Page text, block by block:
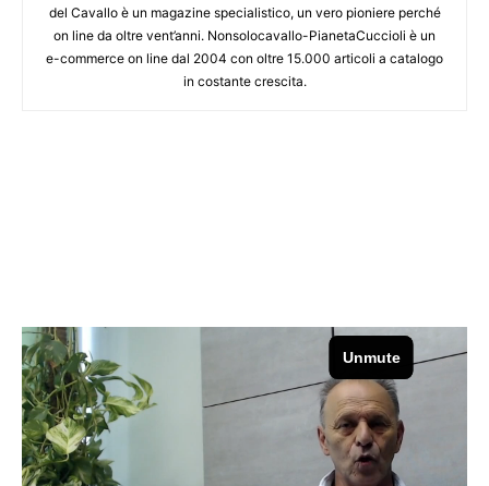
del Cavallo è un magazine specialistico, un vero pioniere perché
on line da oltre vent’anni. Nonsolocavallo-PianetaCuccioli è un
e-commerce on line dal 2004 con oltre 15.000 articoli a catalogo
in costante crescita.